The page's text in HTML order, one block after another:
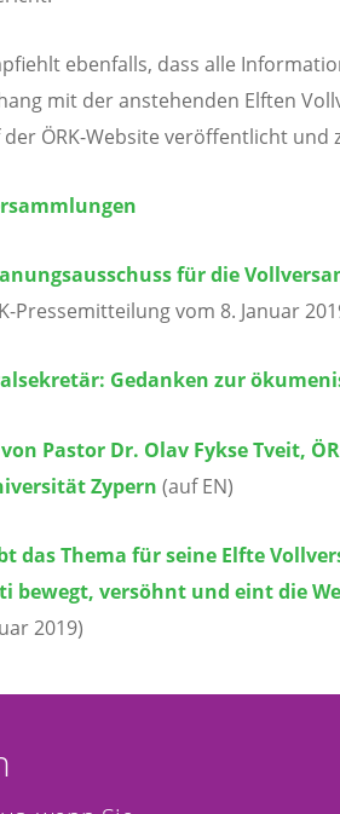
ebenfalls, dass alle
mit der anstehenden Elften
ÖRK-Website veröffentlicht und
für die
Pressemitteilung vom 8. Januar
Gedanken zur
Pastor Dr. Olav Fykse Tveit,
Zypern (auf EN)
das Thema für seine Elfte
bewegt, versöhnt und eint die
2019)